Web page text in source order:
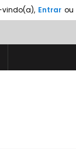
vindo(a), Entrar ou